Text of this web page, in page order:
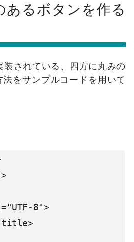
あるボタンを作る
されている、四方に丸みの
をサンプルコードを用いて